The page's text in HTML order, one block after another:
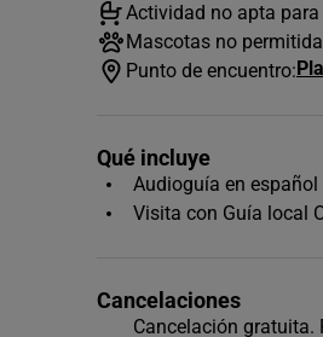
Actividad no apta
Mascotas no
Punto de encuentro:
Qué incluye
Audioguía en español
Visita con Guía local
Cancelaciones
Cancelación gratuita.